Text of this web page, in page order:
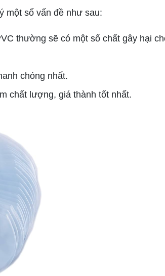
một số vấn đề như sau:
thường sẽ có một số chất gây hại
chóng nhất.
chất lượng, giá thành tốt nhất.